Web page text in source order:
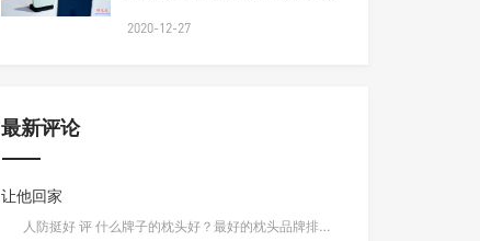
2020-12-27
最新评论
让他回家
人防挺好 评 什么牌子的枕头好？最好的枕头品牌排行榜前十名